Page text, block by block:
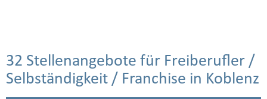
32 Stellenangebote für Freiberufler /
Selbständigkeit / Franchise in Koblenz